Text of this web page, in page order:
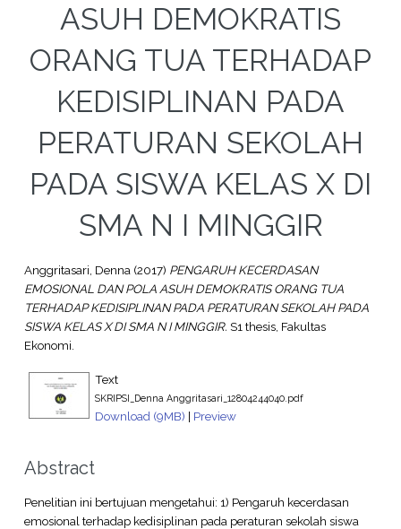
ASUH DEMOKRATIS
ORANG TUA TERHADAP
KEDISIPLINAN PADA
PERATURAN SEKOLAH
PADA SISWA KELAS X DI
SMA N I MINGGIR
Anggritasari, Denna(2017) PENGARUH KECERDASAN
EMOSIONAL DAN POLA ASUH DEMOKRATIS ORANG TUA
TERHADAP KEDISIPLINAN PADA PERATURAN SEKOLAH PADA
SISWA KELAS X DI SMA N I MINGGIR. S1 thesis, Fakultas
Ekonomi.
Text
SKRIPSI_Denna Anggritasari_12804244040.pdf
Download (9MB) | Preview
Abstract
Penelitian ini bertujuan mengetahui: 1) Pengaruh kecerdasan
emosional terhadap kedisiplinan pada peraturan sekolah siswa